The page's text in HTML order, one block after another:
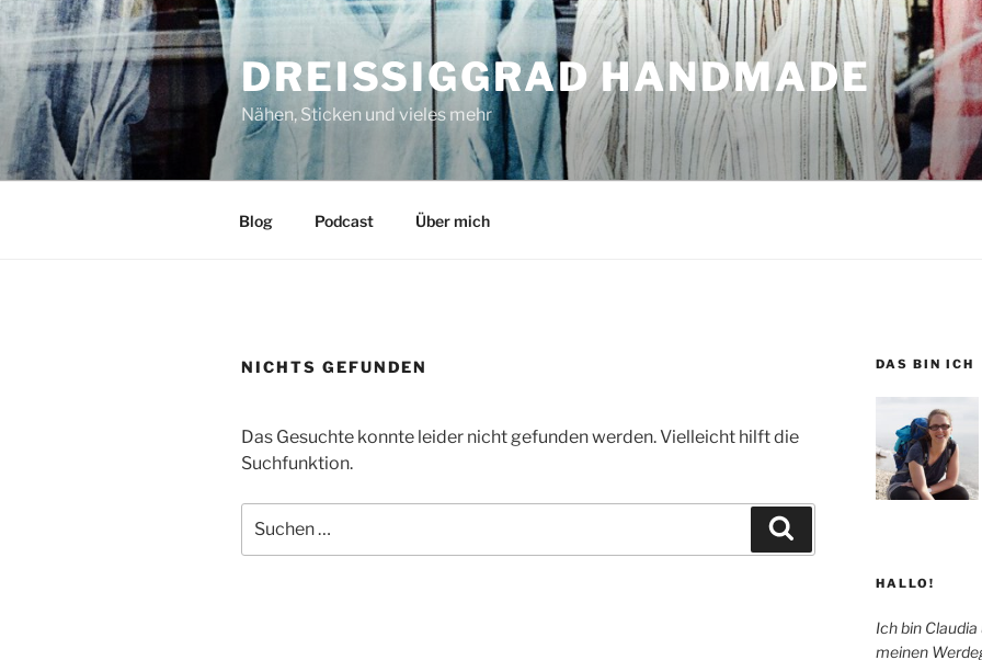
Zum
Inhalt
springen
DREISSIGGRAD HANDMADE
Nähen, Sticken und vieles mehr
Blog Podcast Über mich
NICHTS GEFUNDEN
Das Gesuchte konnte leider nicht gefunden werden. Vielleicht hilft die
Suchfunktion.
nach:
DAS BIN ICH
HALLO!
Ich bin
meinen